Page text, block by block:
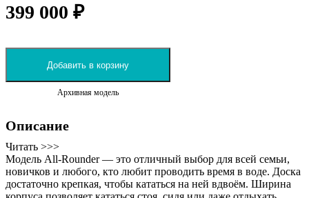
399 000 ₽
Добавить в корзину
Архивная модель
Описание
Читать >>>
Модель All-Rounder — это отличный выбор для всей семьи,
новичков и любого, кто любит проводить время в воде. Доска
достаточно крепкая, чтобы кататься на ней вдвоём. Ширина